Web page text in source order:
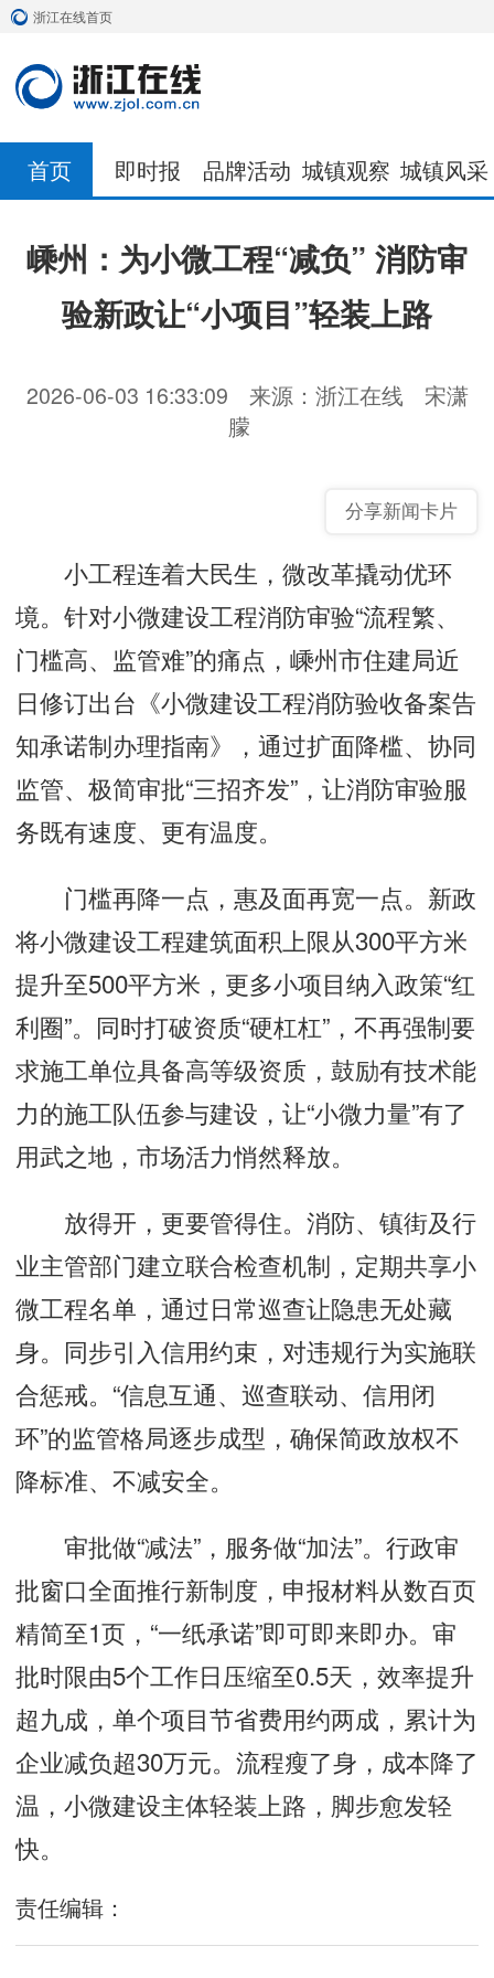
浙江在线首页
首页 即时报 品牌活动 城镇观察 城镇风采
嵊州：为小微工程“减负” 消防审
验新政让“小项目”轻装上路
2026-06-03 16:33:09 来源：浙江在线
宋潇
朦
分享新闻卡片
小工程连着大民生，微改革撬动优环
境。针对小微建设工程消防审验“流程繁、
门槛高、监管难”的痛点，嵊州市住建局近
日修订出台《小微建设工程消防验收备案告
知承诺制办理指南》，通过扩面降槛、协同
监管、极简审批“三招齐发”，让消防审验服
务既有速度、更有温度。
门槛再降一点，惠及面再宽一点。新政
将小微建设工程建筑面积上限从300平方米
提升至500平方米，更多小项目纳入政策“红
利圈”。同时打破资质“硬杠杠”，不再强制要
求施工单位具备高等级资质，鼓励有技术能
力的施工队伍参与建设，让“小微力量”有了
用武之地，市场活力悄然释放。
放得开，更要管得住。消防、镇街及行
业主管部门建立联合检查机制，定期共享小
微工程名单，通过日常巡查让隐患无处藏
身。同步引入信用约束，对违规行为实施联
合惩戒。“信息互通、巡查联动、信用闭
环”的监管格局逐步成型，确保简政放权不
降标准、不减安全。
审批做“减法”，服务做“加法”。行政审
批窗口全面推行新制度，申报材料从数百页
精简至1页，“一纸承诺”即可即来即办。审
批时限由5个工作日压缩至0.5天，效率提升
超九成，单个项目节省费用约两成，累计为
企业减负超30万元。流程瘦了身，成本降了
温，小微建设主体轻装上路，脚步愈发轻
快。
责任编辑：